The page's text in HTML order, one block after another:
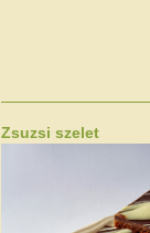
Zsuzsi szelet